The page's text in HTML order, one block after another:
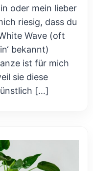
oder mein lieber
riesig, dass du
Wave (oft
bekannt)
ist für mich
sie diese
[…]